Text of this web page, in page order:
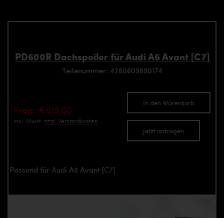
PD600R Dachspoiler für Audi A6 Avant [C7]
Teilenummer: 4260609890174
Preis: €619.00
inkl. Mwst. zzgl. Versandkosten
In den Warenkorb
Jetzt anfragen
Passend für Audi A6 Avant [C7]